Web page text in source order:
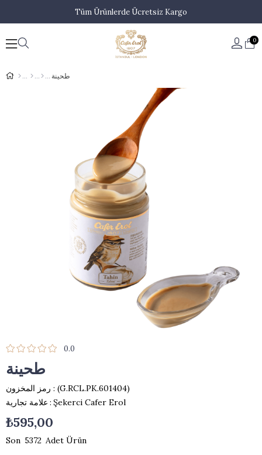
Tüm Ürünlerde Ücretsiz Kargo
0
طحينة
0.0
طحينة
رمز المخزون
(G.RCL.PK.601404)
علامة تجارية : Şekerci Cafer Erol
₺595,00
5372